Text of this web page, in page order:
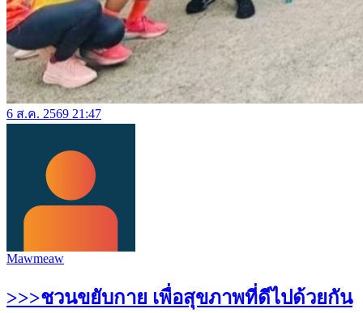
6 ส.ค. 2569 21:47
Mawmeaw
>>>ชวนขยับกาย เพื่อสุขภาพที่ดีไปด้วยกัน